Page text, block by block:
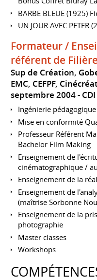
BARBE BLEUE (1925)
UN JOUR AVEC
Formateur /
référent de Filière
Sup de Création,
EMC, CEFPF,
septembre 2004 CDI
Ingénierie
Mise en conformité
Professeur Référent
Bachelor Film Making
Enseignement de
cinématographique /
Enseignement de la
Enseignement de
(maîtrise Sorbonne
Enseignement de la
photographie
Master classes
Workshops